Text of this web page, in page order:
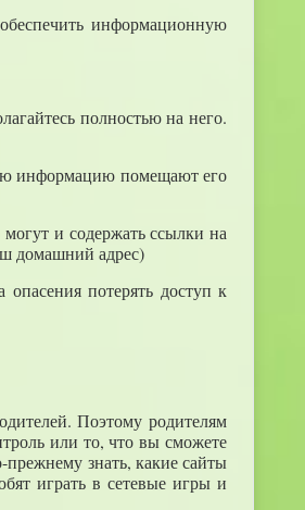
информационную
полностью на него.
информацию помещают его
и содержать ссылки на
домашний адрес)
потерять доступ к
Поэтому родителям
или то, что вы сможете
прежнему знать, какие сайты
играть в сетевые игры и